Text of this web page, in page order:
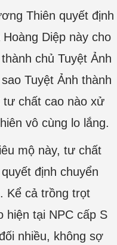
Thiên quyết định
Diệp này cho
chủ Tuyệt Ảnh
Tuyệt Ảnh thành
tư chất cao nào xử
vô cùng lo lắng.
mộ này, tư chất
định chuyển
Kể cả trồng trọt
hiện tại NPC cấp S
nhiều, không sợ